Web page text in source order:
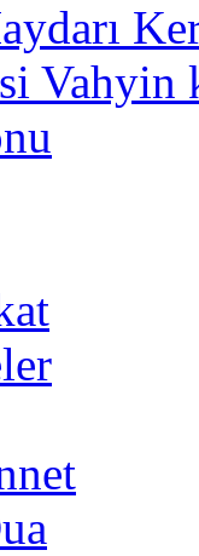
Vahyin